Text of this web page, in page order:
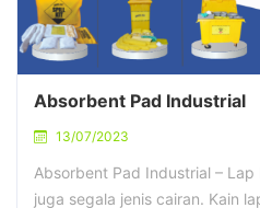
Absorbent Pad Industrial
13/07/2023
Absorbent Pad Industrial –
juga segala jenis cairan. Kain